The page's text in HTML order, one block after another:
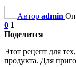
Автор admin
0 1
Поделится
Этот рецепт для
продукта. Для